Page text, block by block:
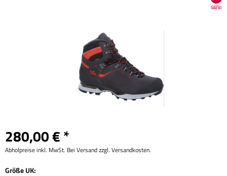
280,00 € *
Abholpreise inkl. MwSt. Bei Versand zzgl. Versandkosten.
Größe UK: